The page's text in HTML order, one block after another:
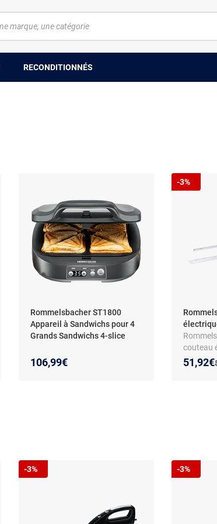
RECONDITIONNÉS
Rommelsbacher ST1800
Appareil à Sandwichs pour 4
Grands Sandwichs 4-slice
106,99€
couteau
lames
51,92€
-3%
-3% -3%